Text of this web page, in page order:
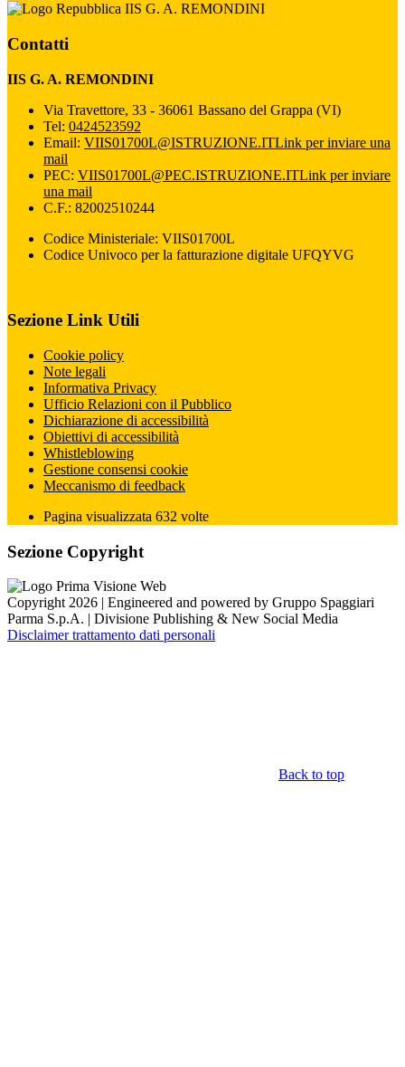
IIS G. A. REMONDINI
Contatti
IIS G. A. REMONDINI
Via Travettore, 33 - 36061 Bassano del Grappa (VI)
Tel: 0424523592
Email: VIIS01700L@ISTRUZIONE.ITLink per inviare una
mail
PEC: VIIS01700L@PEC.ISTRUZIONE.ITLink per inviare
una mail
C.F.: 82002510244
Codice Ministeriale: VIIS01700L
Codice Univoco per la fatturazione digitale UFQYVG
Sezione Link Utili
Cookie policy
Note legali
Informativa Privacy
Ufficio Relazioni con il Pubblico
Dichiarazione di accessibilità
Obiettivi di accessibilità
Whistleblowing
Gestione consensi cookie
Meccanismo di feedback
Pagina visualizzata 632 volte
Sezione Copyright
Copyright 2026 | Engineered and powered by Gruppo Spaggiari
Parma S.p.A. | Divisione Publishing & New Social Media
Disclaimer trattamento dati personali
Back to top